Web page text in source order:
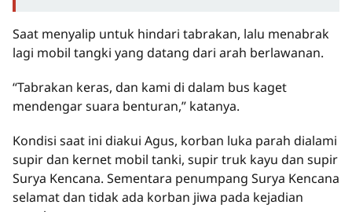
Saat menyalip untuk hindari tabrakan, lalu menabrak
lagi mobil tangki yang datang dari arah berlawanan.
“Tabrakan keras, dan kami di dalam bus kaget
mendengar suara benturan,” katanya.
Kondisi saat ini diakui Agus, korban luka parah dialami
supir dan kernet mobil tanki, supir truk kayu dan supir
Surya Kencana. Sementara penumpang Surya Kencana
selamat dan tidak ada korban jiwa pada kejadian